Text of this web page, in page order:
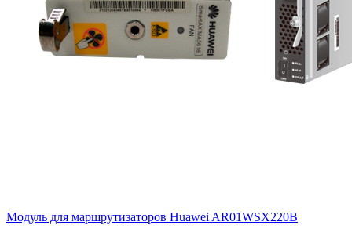
Модуль для маршрутизаторов Huawei AR01WSX220B